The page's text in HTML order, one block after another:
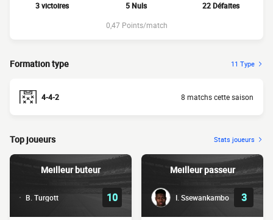
3 victoires 5 Nuls
22 Défaites
0,47 Points/match
Formation type 11 Type
4-4-2 8 matchs cette saison
Top joueurs Stats joueurs
Meilleur buteur
B. Turgott 10
Meilleur passeur
I. Ssewankambo 3